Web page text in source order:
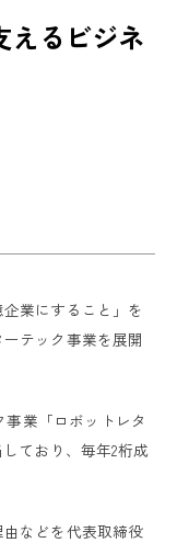
えるビジネ
企業にすること」を
テック事業を展開
事業「ロボットレタ
ており、毎年2桁成
などを代表取締役